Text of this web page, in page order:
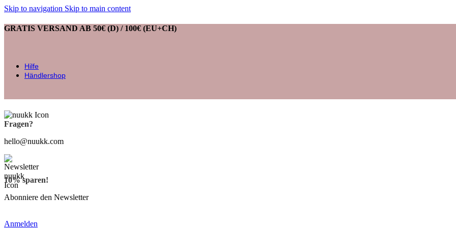
Skip to navigation Skip to main content
GRATIS VERSAND AB 50€ (D) / 100€ (EU+CH)
Hilfe
Händlershop
Fragen?
hello@nuukk.com
10% sparen!
Abonniere den Newsletter
Anmelden